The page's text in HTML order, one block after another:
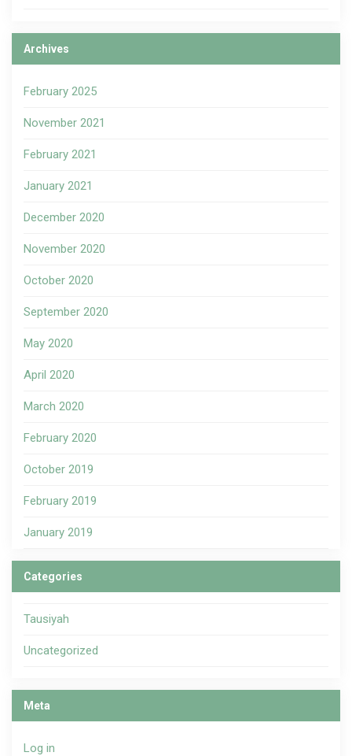
Archives
February 2025
November 2021
February 2021
January 2021
December 2020
November 2020
October 2020
September 2020
May 2020
April 2020
March 2020
February 2020
October 2019
February 2019
January 2019
Categories
Tausiyah
Uncategorized
Meta
Log in